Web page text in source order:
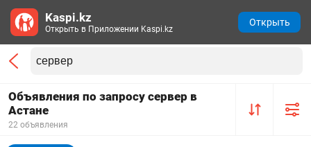
Объявления по запросу сервер в
Астане
22 объявления
Kaspi.kz
Открыть в Приложении Kaspi.kz
Открыть